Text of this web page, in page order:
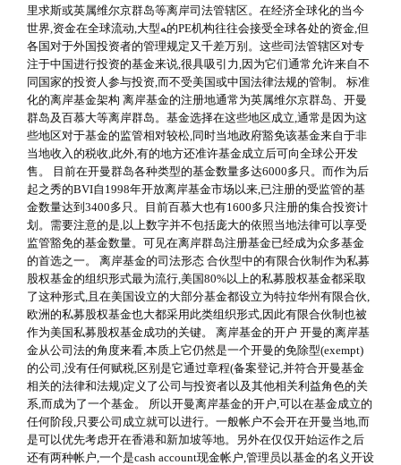
里求斯或英属维尔京群岛等离岸司法管辖区。在经济全球化的当今
世界,资金在全球流动,大型ﻪ的PE机构往往会接受全球各处的资金,但
各国对于外国投资者的管理规定又千差万别。这些司法管辖区对专
注于中国进行投资的基金来说,很具吸引力,因为它们通常允许来自不
同国家的投资人参与投资,而不受美国或中国法律法规的管制。 标准
化的离岸基金架构 离岸基金的注册地通常为英属维尔京群岛、开曼
群岛及百慕大等离岸群岛。基金选择在这些地区成立,通常是因为这
些地区对于基金的监管相对较松,同时当地政府豁免该基金来自于非
当地收入的税收,此外,有的地方还准许基金成立后可向全球公开发
售。 目前在开曼群岛各种类型的基金数量多达6000多只。而作为后
起之秀的BVI自1998年开放离岸基金市场以来,已注册的受监管的基
金数量达到3400多只。目前百慕大也有1600多只注册的集合投资计
划。需要注意的是,以上数字并不包括庞大的依照当地法律可以享受
监管豁免的基金数量。可见在离岸群岛注册基金已经成为众多基金
的首选之一。 离岸基金的司法形态 合伙型中的有限合伙制作为私募
股权基金的组织形式最为流行,美国80%以上的私募股权基金都采取
了这种形式,且在美国设立的大部分基金都设立为特拉华州有限合伙,
欧洲的私募股权基金也大都采用此类组织形式,因此有限合伙制也被
作为美国私募股权基金成功的关键。 离岸基金的开户 开曼的离岸基
金从公司法的角度来看,本质上它仍然是一个开曼的免除型(exempt)
的公司,没有任何赋税,区别是它通过章程(备案登记,并符合开曼基金
相关的法律和法规)定义了公司与投资者以及其他相关利益角色的关
系,而成为了一个基金。 所以开曼离岸基金的开户,可以在基金成立的
任何阶段,只要公司成立就可以进行。一般帐户不会开在开曼当地,而
是可以优先考虑开在香港和新加坡等地。另外在仅仅开始运作之后
还有两种帐户,一个是cash account现金帐户,管理员以基金的名义开设